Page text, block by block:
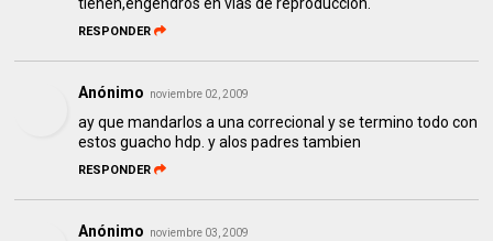
RESPONDER
Anónimo noviembre 02, 2009
ay que mandarlos a una correcional y se termino todo con
estos guacho hdp. y alos padres tambien
RESPONDER
Anónimo noviembre 03, 2009